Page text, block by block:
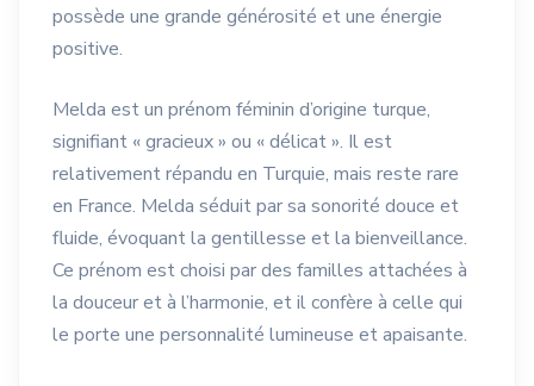
possède une grande générosité et une énergie
positive.
Melda est un prénom féminin d’origine turque,
signifiant « gracieux » ou « délicat ». Il est
relativement répandu en Turquie, mais reste rare
en France. Melda séduit par sa sonorité douce et
fluide, évoquant la gentillesse et la bienveillance.
Ce prénom est choisi par des familles attachées à
la douceur et à l’harmonie, et il confère à celle qui
le porte une personnalité lumineuse et apaisante.